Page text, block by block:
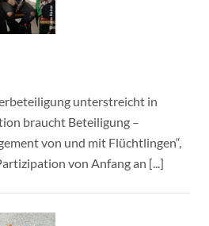
unterstreicht in
braucht Beteiligung –
von und mit Flüchtlingen“,
von Anfang an [...]